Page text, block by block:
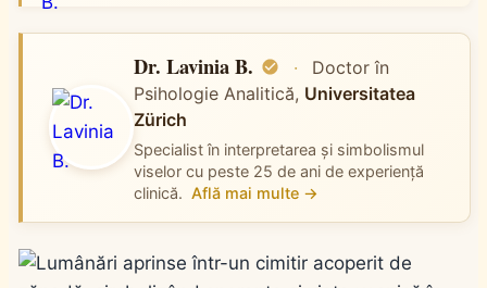
Dr. Lavinia B. ·
Doctor în
Psihologie Analitică, Universitatea
Zürich
Specialist în interpretarea și simbolismul
viselor cu peste 25 de ani de experiență
clinică. Află mai multe →